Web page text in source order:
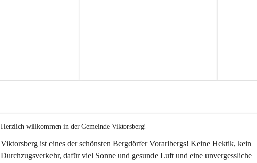
Herzlich willkommen in der Gemeinde Viktorsberg!
Viktorsberg ist eines der schönsten Bergdörfer Vorarlbergs! Keine Hektik, kein
Durchzugsverkehr, dafür viel Sonne und gesunde Luft und eine unvergessliche